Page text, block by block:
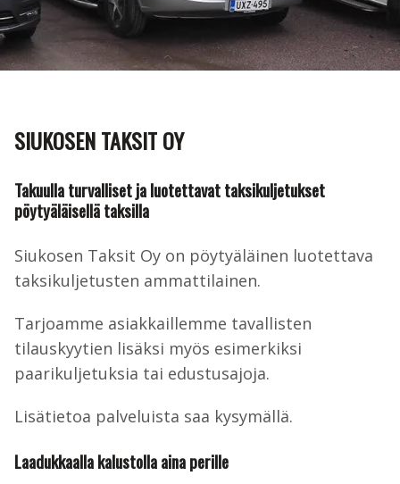
SIUKOSEN TAKSIT OY
Takuulla turvalliset ja luotettavat taksikuljetukset
pöytyäläisellä taksilla
Siukosen Taksit Oy on pöytyäläinen luotettava
taksikuljetusten ammattilainen.
Tarjoamme asiakkaillemme tavallisten
tilauskyytien lisäksi myös esimerkiksi
paarikuljetuksia tai edustusajoja.
Lisätietoa palveluista saa kysymällä.
Laadukkaalla kalustolla aina perille